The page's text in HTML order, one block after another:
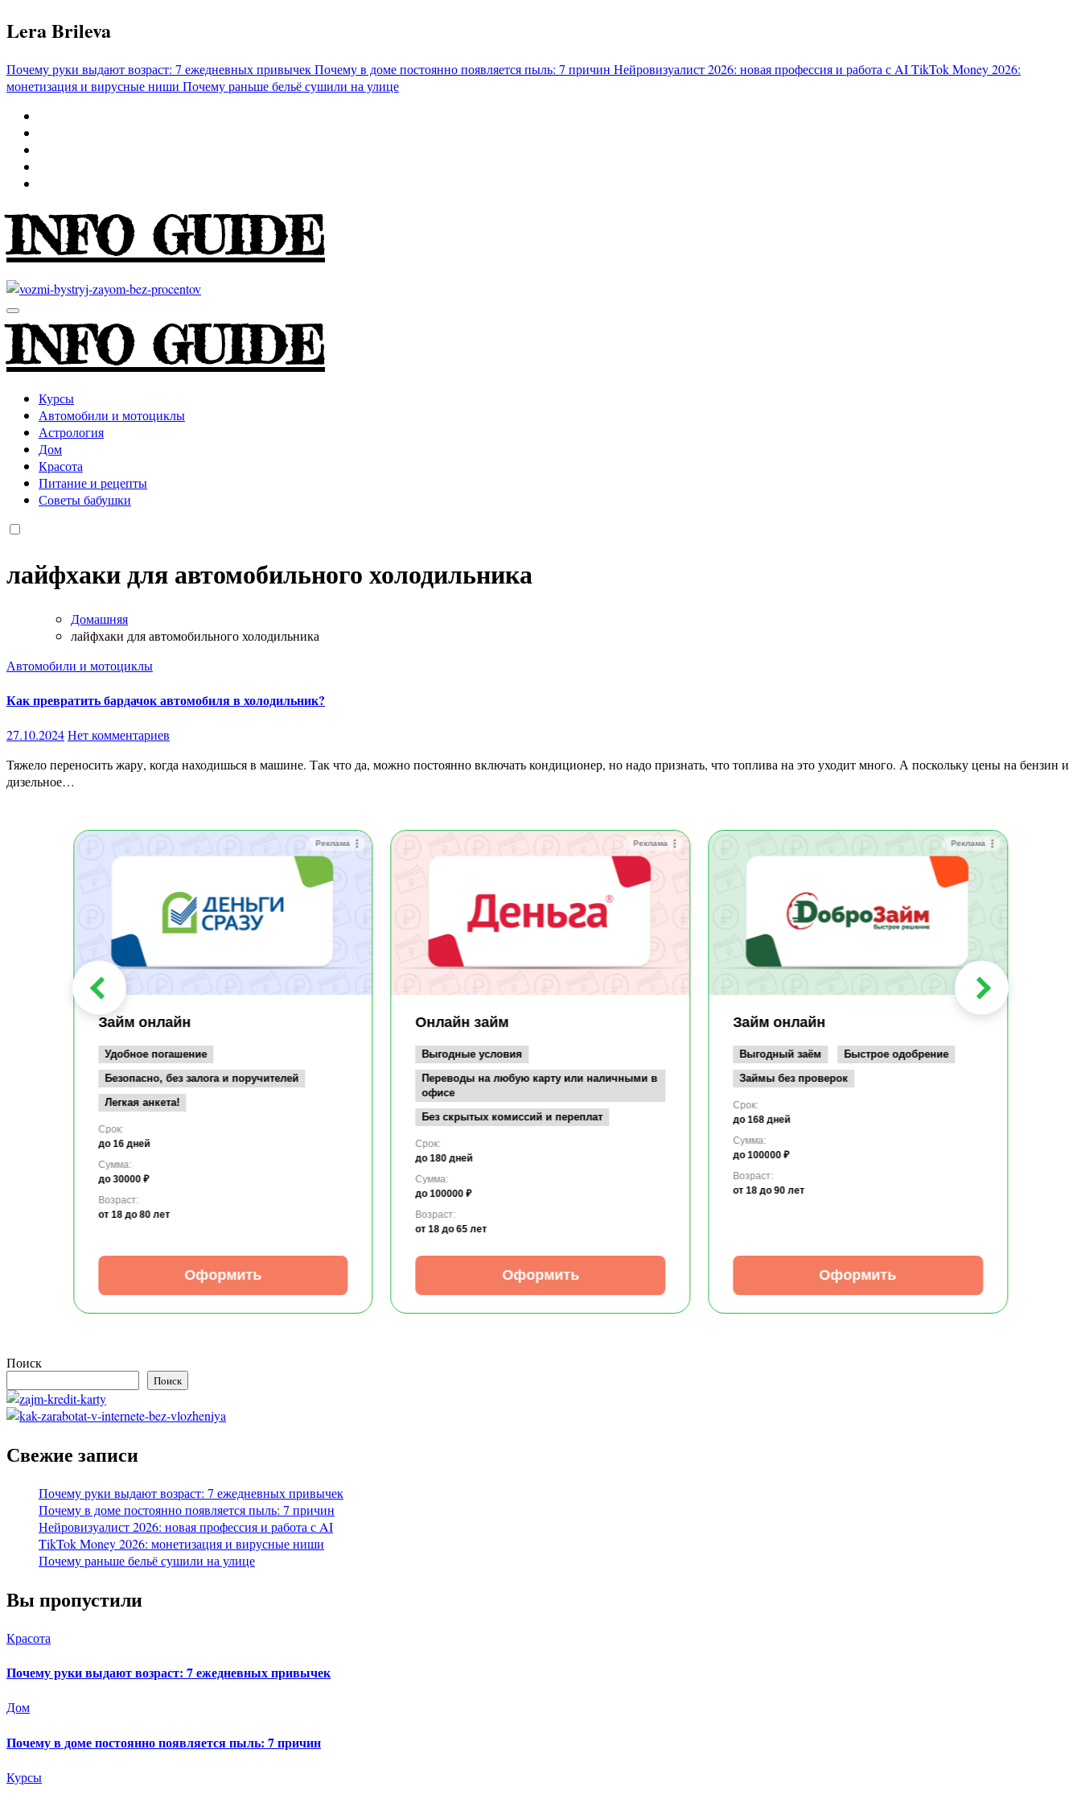
Перейти
к
Lera Brileva
Почему руки выдают возраст: 7 ежедневных привычекПочему в доме постоянно появляется пыль: 7 причин Нейровизуалист 2026: новая профессия и работа с AITikTok Money 2026:
монетизация и вирусные ниши Почему раньше бельё сушили на улице
INFO GUIDE
INFO GUIDE
Курсы
Автомобили и мотоциклы
Астрология
Дом
Красота
Питание и рецепты
Советы бабушки
лайфхаки для автомобильного холодильника
Домашняя
лайфхаки для автомобильного холодильника
Автомобили и мотоциклы
Как превратить бардачок автомобиля в холодильник?
27.10.2024Нет комментариев
Тяжело переносить жару, когда находишься в машине. Так что да, можно постоянно включать кондиционер, но надо признать, что топлива на это уходит много. А поскольку цены на бензин и
дизельное…
Реклама
Займ онлайн
Удобное погашение
Безопасно, без залога и поручителей
Легкая анкета!
Срок:
до 16 дней
Сумма:
до 30000 ₽
Возраст:
от 18 до 80 лет
Оформить
Реклама
Онлайн займ
Выгодные условия
Переводы на любую карту или наличными в
офисе
Без скрытых комиссий и переплат
Срок:
до 180 дней
Сумма:
до 100000 ₽
Возраст:
от 18 до 65 лет
Оформить
Реклама
Займ онлайн
Выгодный заём
Быстрое одобрение
Займы без проверок
Срок:
до 168 дней
Сумма:
до 100000 ₽
Возраст:
от 18 до 90 лет
Оформить
Поиск
Поиск
Свежие записи
Почему руки выдают возраст: 7 ежедневных привычек
Почему в доме постоянно появляется пыль: 7 причин
Нейровизуалист 2026: новая профессия и работа с AI
TikTok Money 2026: монетизация и вирусные ниши
Почему раньше бельё сушили на улице
Вы пропустили
Красота
Почему руки выдают возраст: 7 ежедневных привычек
Дом
Почему в доме постоянно появляется пыль: 7 причин
Курсы